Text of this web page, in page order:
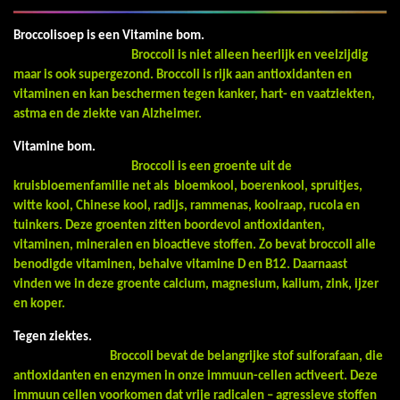
Broccolisoep is een Vitamine bom.
Broccoli is niet alleen heerlijk en veelzijdig
maar is ook supergezond. Broccoli is rijk aan antioxidanten en
vitaminen en kan beschermen tegen kanker, hart- en vaatziekten,
astma en de ziekte van Alzheimer.
Vitamine bom.
Broccoli is een groente uit de
kruisbloemenfamilie net als bloemkool, boerenkool, spruitjes,
witte kool, Chinese kool, radijs, rammenas, koolraap, rucola en
tuinkers. Deze groenten zitten boordevol antioxidanten,
vitaminen, mineralen en bioactieve stoffen. Zo bevat broccoli alle
benodigde vitaminen, behalve vitamine D en B12. Daarnaast
vinden we in deze groente calcium, magnesium, kalium, zink, ijzer
en koper.
Tegen ziektes.
Broccoli bevat de belangrijke stof sulforafaan, die
antioxidanten en enzymen in onze immuun-cellen activeert. Deze
immuun cellen voorkomen dat vrije radicalen – agressieve stoffen